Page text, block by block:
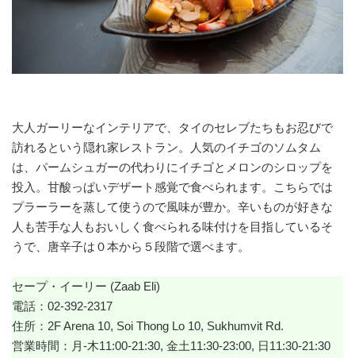
大人ガーリーなインテリアで、タイのセレブたちもお忍びで
訪れるという隠れ家レストラン。人気のイチゴのソムタム
は、パームシュガーの代わりにイチゴとメロンのシロップを
投入。甘酸っぱいデザート感覚で食べられます。こちらでは
プラーラーを蒸して使うので風味が豊か。辛いものが好きな
人も苦手な人もおいしく食べられる味付けを目指しているそ
うで、唐辛子は０本から５段階で選べます。
セープ・イーリー (Zaab Eli)
電話：02-392-2317
住所：2F Arena 10, Soi Thong Lo 10, Sukhumvit Rd.
営業時間：月-木11:00-21:30, 金土11:30-23:00, 日11:30-21:30